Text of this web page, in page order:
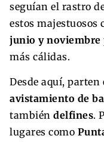
seguían el rastro
estos majestuosos
junio y noviembre
más cálidas.
Desde aquí,
avistamiento de
también delfines.
lugares como